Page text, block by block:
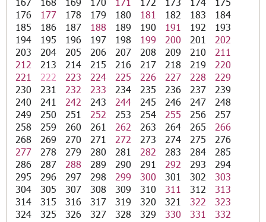
176
177 178 179 180 181 182 183
184
185
186 187 188 189 190 191 192
193
194
195 196 197 198 199 200 201
202
203
204 205 206 207 208 209 210
211
212
213 214 215 216 217 218 219
220
221
222 223 224 225 226 227 228
229
230
231 232 233 234 235 236 237
239
240
241 242 243 244 245 246 247
248
249
250 251 252 253 254 255 256
257
258
259 260 261 262 263 264 265
266
268
269 270 271 272 273 274 275
276
277
278 279 280 281 282 283 284
285
286
287 288 289 290 291 292 293
294
295
296 297 298 299 300 301 302
303
304
305 307 308 309 310 311 312
313
314
315 316 317 319 320 321 322
323
324
325 326 327 328 329 330 331
332